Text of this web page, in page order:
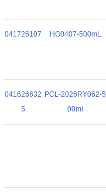
041726107 HG0407-500mL
041626632
5
PCL-2026RY062-5
00ml